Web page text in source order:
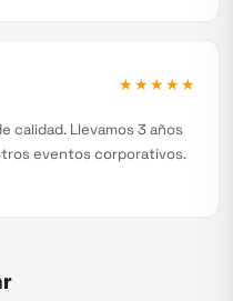
★★★★★
calidad. Llevamos 3 años
eventos corporativos.